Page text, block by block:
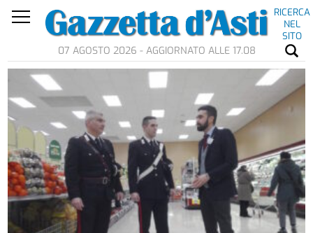
RICERCA
NEL
SITO
07 AGOSTO 2026 - AGGIORNATO ALLE 17.08